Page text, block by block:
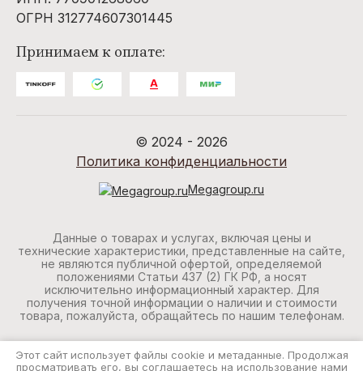
ОГРН 312774607301445
Принимаем к оплате:
© 2024 - 2026
Политика конфиденциальности
Megagroup.ru
Данные о товарах и услугах, включая цены и
технические характеристики, представленные на сайте,
не являются публичной офертой, определяемой
положениями Статьи 437 (2) ГК РФ, а носят
исключительно информационный характер. Для
получения точной информации о наличии и стоимости
товара, пожалуйста, обращайтесь по нашим телефонам.
Этот сайт использует файлы cookie и метаданные. Продолжая
просматривать его, вы соглашаетесь на использование нами